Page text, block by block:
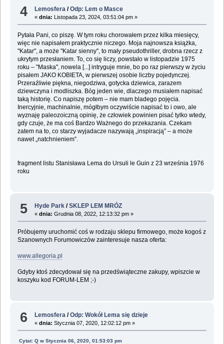
4 Lemosfera /Odp: Lem o Masce
«dnia: Listopada 23, 2024, 03:51:04 pm »
Pytała Pani, co piszę. W tym roku chorowałem przez kilka miesięcy,
więc nie napisałem praktycznie niczego. Moja najnowsza książka,
"Katar", a może "Katar sienny", to mały pseudothriller, drobna rzecz z
ukrytym przesłaniem. To, co się liczy, powstało w listopadzie 1975
roku – "Maska", nowela [...] intryguje mnie, bo po raz pierwszy w życiu
pisałem JAKO KOBIETA, w pierwszej osobie liczby pojedynczej.
Przeraźliwie piękna, niegodziwa, gotycka dziewica, zarazem
dziewczyna i modliszka. Bóg jeden wie, dlaczego musiałem napisać
taką historię. Co napiszę potem – nie mam bladego pojęcia.
Inercyjnie, machinalnie, mógłbym oczywiście napisać to i owo, ale
wyznaję paleozoiczną opinię, że człowiek powinien pisać tylko wtedy,
gdy czuje, że ma coś Bardzo Ważnego do przekazania. Czekam
zatem na to, co starzy wyjadacze nazywają „inspiracją” – a może
nawet „natchnieniem”.
fragment listu Stanisława Lema do Ursuli le Guin z 23 września 1976
roku
5 Hyde Park /SKLEP LEM MRÓZ
«dnia: Grudnia 08, 2022, 12:13:32 pm »
Próbujemy uruchomić coś w rodzaju sklepu firmowego, może kogoś z
Szanownych Forumowiczów zainteresuje nasza oferta:
www.allegoria.pl
Gdyby ktoś zdecydował się na przedświąteczne zakupy, wpiszcie w
koszyku kod FORUM-LEM ;-)
6 Lemosfera /Odp: Wokół Lema się dzieje
«dnia: Stycznia 07, 2020, 12:02:12 pm »
Cytat: Q w Stycznia 06, 2020, 01:53:03 pm